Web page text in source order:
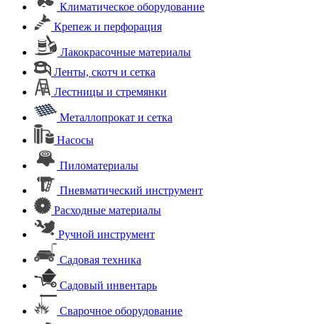
Климатическое оборудование
Крепеж и перфорация
Лакокрасочные материалы
Ленты, скотч и сетка
Лестницы и стремянки
Металлопрокат и сетка
Насосы
Пиломатериалы
Пневматический инструмент
Расходные материалы
Ручной инструмент
Садовая техника
Садовый инвентарь
Сварочное оборудование